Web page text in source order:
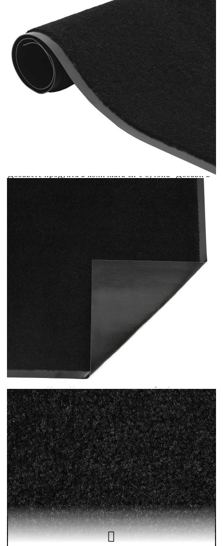
Спрете мръсотията с тази изтривалка – важно допълнение
към всяка веранда или антре! Издръжлив материал: Рогозката
за входна врата е изработена от гъвкав, но издръжлив
полипропилен, който я прави устойчива на износване и
разкъсване, осигурявайки дълготрайно функциониране дори
Купи на изплащане
Credit calculator
Изтривалка, черна, 80х120 см
Please select credit institution
Цена на продукта:
Extraction of information from credit institutions
Предоставената таблица е с информационна цел.
Добавете продукта в количката си с бутона "Добави в
количката" и при поръчка ще можете да изберете броя
Acest tabel are caracter informativ. Adăugați produsul în
coșul de cumpărături unde veți putea selecta detaliile
Предоставената таблица е с информационна цел.
Добавете продукта в количката си с бутона "Добави в
количката" и при поръчка ще можете да изберете броя
Добавете продукта в количката си с бутона "Добави в
количката" и при поръчка ще можете да изберете броя
Предоставената таблица е с информационна цел.
Добавете продукта в количката си с бутона "Добави в
количката" и при поръчка ще можете да изберете броя
Предоставената таблица е с информационна цел.
Добавете продукта в количката си с бутона "Добави в
количката" и при поръчка ще можете да изберете броя
Когато плащате с NewPay, всъщност NewPay плаща
поръчката Ви вместо Вас. Вие я получавате и
разполагате с три начина да я платите към тях:
поръчката без оскъпяване. За покупки на стойност до
400 лв. / €204,52
Плащане на 4 вноски. Заплащате 20% от стойността на
поръчката си на момента с карта. Останалата сума се
разделя на 3 равни месечни вноски без оскъпяване. За
покупки на стойност до 1000 лв. / €511.31
Плащане на 6 вноски. Стойността на поръчката се
разпределя в 6 равни месечни вноски с оскъпяване. За
покупки на стойност до 2000 лв. / €1022.61